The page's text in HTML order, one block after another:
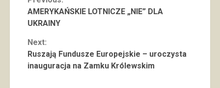
Reading
AMERYKAŃSKIE LOTNICZE „NIE” DLA
UKRAINY
Next:
Ruszają Fundusze Europejskie – uroczysta
inauguracja na Zamku Królewskim